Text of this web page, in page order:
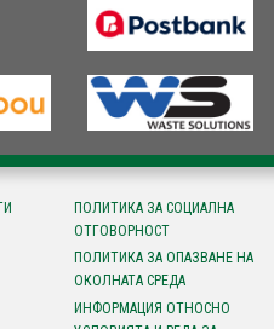
ПОЛИТИКА ЗА СОЦИАЛНА
ОТГОВОРНОСТ
ПОЛИТИКА ЗА ОПАЗВАНЕ НА
ОКОЛНАТА СРЕДА
ИНФОРМАЦИЯ ОТНОСНО